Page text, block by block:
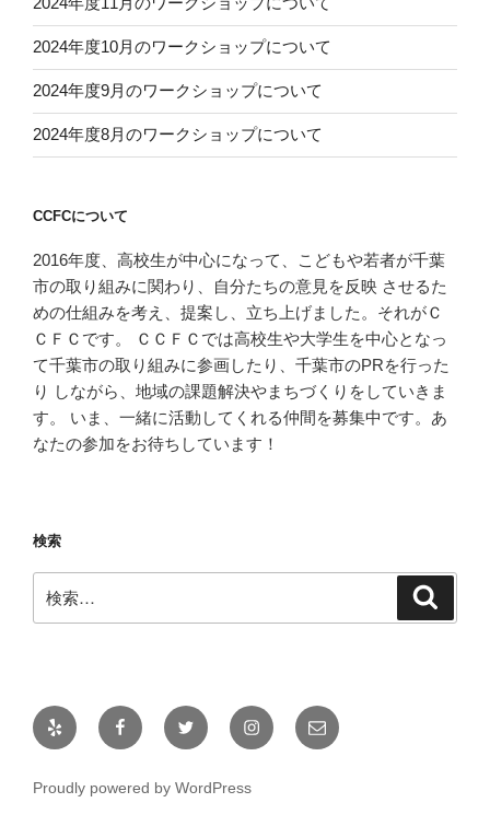
2024年度10月のワークショップについて
2024年度9月のワークショップについて
2024年度8月のワークショップについて
CCFCについて
2016年度、高校生が中心になって、こどもや若者が千葉
市の取り組みに関わり、自分たちの意見を反映 させるた
めの仕組みを考え、提案し、立ち上げました。それがＣ
ＣＦＣです。 ＣＣＦＣでは高校生や大学生を中心となっ
て千葉市の取り組みに参画したり、千葉市のPRを行った
り しながら、地域の課題解決やまちづくりをしていきま
す。 いま、一緒に活動してくれる仲間を募集中です。あ
なたの参加をお待ちしています！
検索
索:
Yelp FacebookTwitter Instagramメ
ー
Proudly powered by WordPress